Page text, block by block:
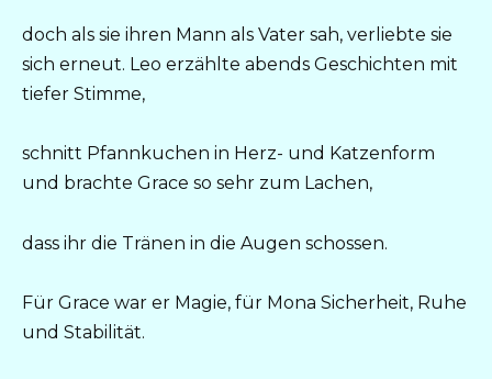
doch als sie ihren Mann als Vater sah, verliebte sie
sich erneut. Leo erzählte abends Geschichten mit
tiefer Stimme,
schnitt Pfannkuchen in Herz- und Katzenform
und brachte Grace so sehr zum Lachen,
dass ihr die Tränen in die Augen schossen.
Für Grace war er Magie, für Mona Sicherheit, Ruhe
und Stabilität.